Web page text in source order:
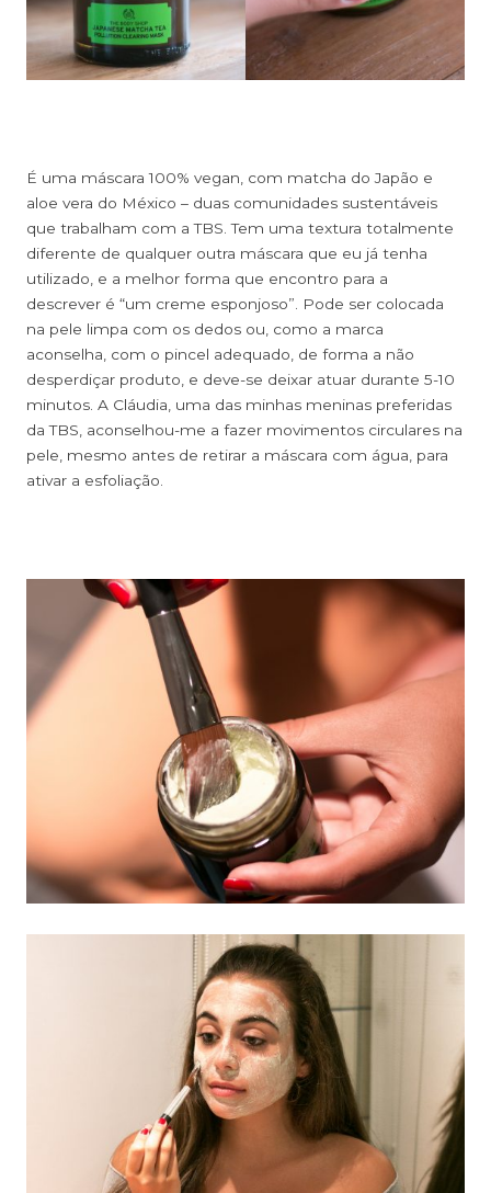
É uma máscara 100% vegan, com matcha do Japão e
aloe vera do México – duas comunidades sustentáveis
que trabalham com a TBS. Tem uma textura totalmente
diferente de qualquer outra máscara que eu já tenha
utilizado, e a melhor forma que encontro para a
descrever é “um creme esponjoso”. Pode ser colocada
na pele limpa com os dedos ou, como a marca
aconselha, com o pincel adequado, de forma a não
desperdiçar produto, e deve-se deixar atuar durante 5-10
minutos. A Cláudia, uma das minhas meninas preferidas
da TBS, aconselhou-me a fazer movimentos circulares na
pele, mesmo antes de retirar a máscara com água, para
ativar a esfoliação.